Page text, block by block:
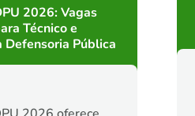
2026: Vagas
Técnico e
Defensoria Pública